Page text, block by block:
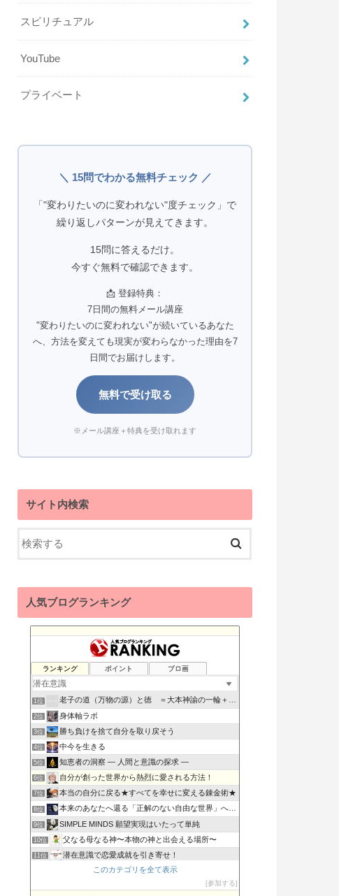
スピリチュアル
YouTube
プライベート
＼ 15問でわかる無料チェック ／
「"変わりたいのに変われない"度チェック」で
繰り返しパターンが見えてきます。
15問に答えるだけ。
今すぐ無料で確認できます。
📩 登録特典：
7日間の無料メール講座
"変わりたいのに変われない"が続いているあなた
へ、方法を変えても現実が変わらなかった理由を7
日間でお届けします。
無料で受け取る
※メール講座＋特典を受け取れます
サイト内検索
人気ブログランキング
ランキング ポイント ブロ画
1位 老子の道（万物の源）と徳 ＝大本神諭の一輪＋日月神示の神一厘
2位 身体軸ラボ
3位 勝ち負けを捨て自分を取り戻そう
4位 中今を生きる
5位 知恵者の洞察 ― 人間と意識の探求 ―
6位 自分が創った世界から熱烈に愛される方法！
7位 本当の自分に戻る★すべてを幸せに変える錬金術★
8位 本来のあなたへ還る「正解のない自由な世界」への招待状
9位 SIMPLE MINDS 願望実現はいたって単純
10位 父なる母なる神〜本物の神と出会える場所〜
11位 潜在意識で恋愛成就を引き寄せ！
生きるのがラクになるちょっとしたヒント
このカテゴリを全て表示
参加する